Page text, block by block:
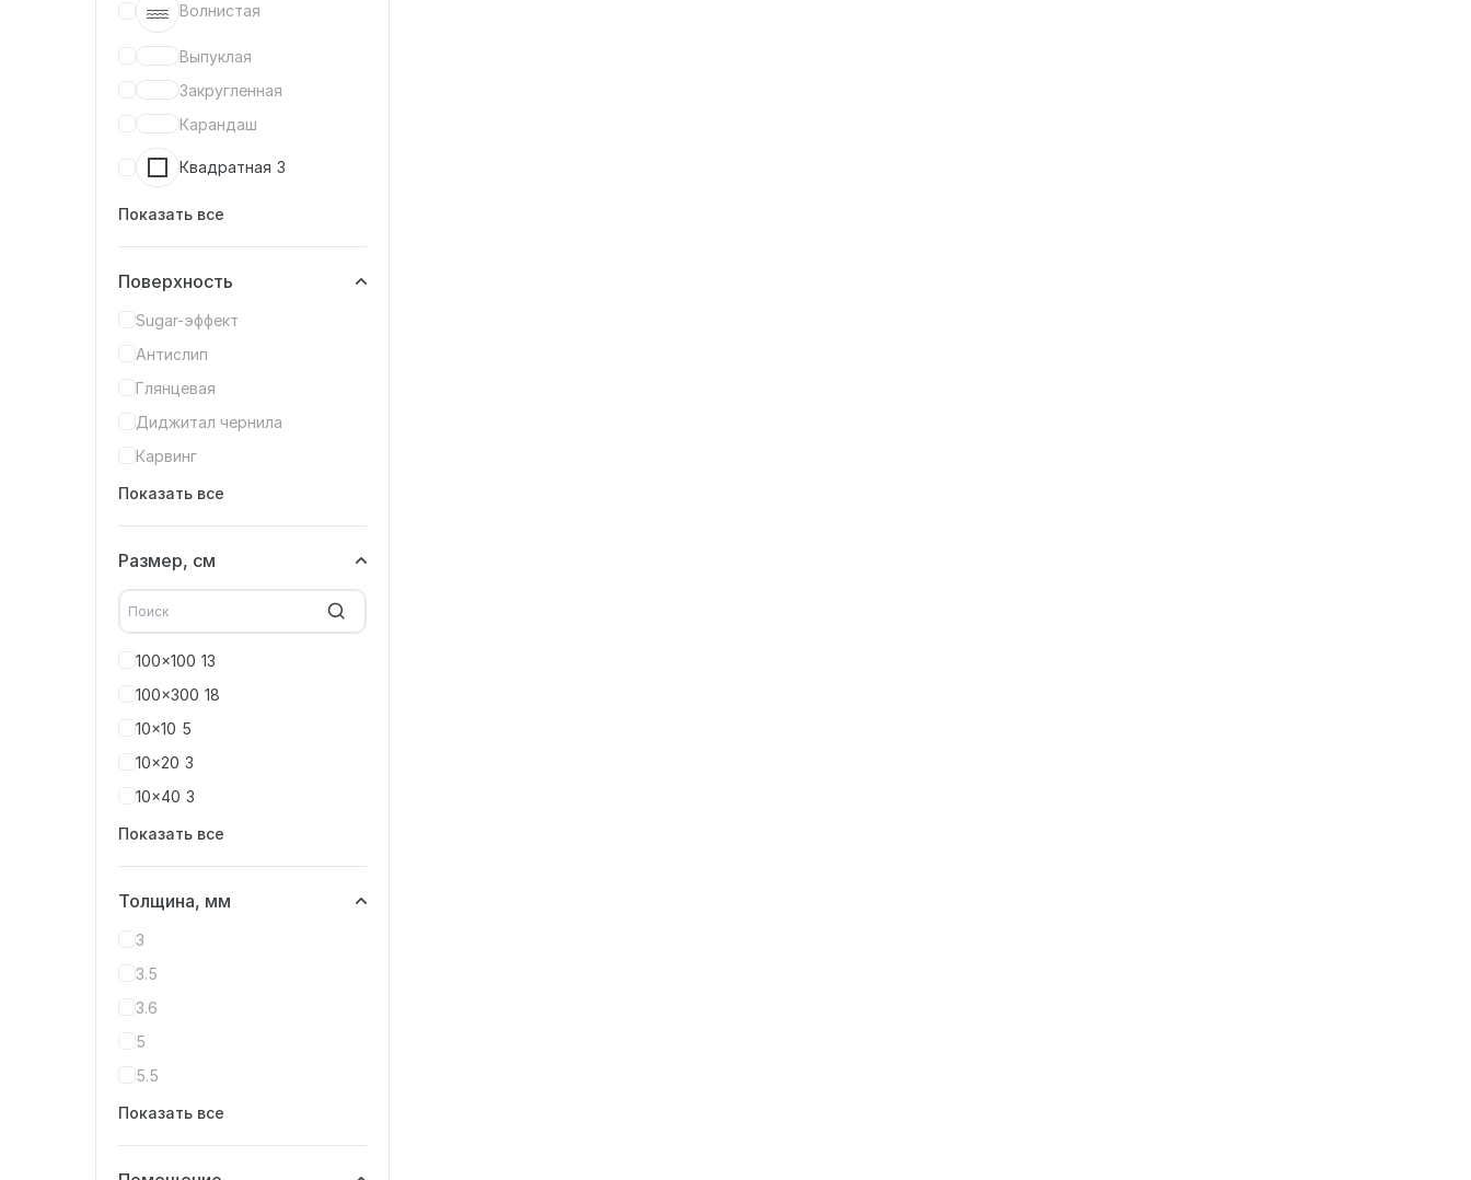
Волнистая
Выпуклая
Закругленная
Карандаш
Квадратная 3
Показать все
Поверхность
Sugar-эффект
Антислип
Глянцевая
Диджитал чернила
Карвинг
Показать все
Размер, см
100x100 13
100x300 18
10x10 5
10x20 3
10x40 3
Показать все
Толщина, мм
3
3.5
3.6
5
5.5
Показать все